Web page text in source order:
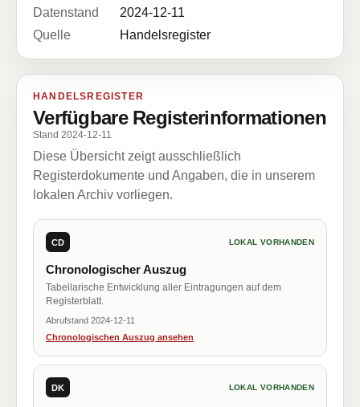
Datenstand
2024-12-11
Quelle
Handelsregister
HANDELSREGISTER
Verfügbare Registerinformationen
Stand 2024-12-11
Diese Übersicht zeigt ausschließlich
Registerdokumente und Angaben, die in unserem
lokalen Archiv vorliegen.
CD LOKAL VORHANDEN
Chronologischer Auszug
Tabellarische Entwicklung aller Eintragungen auf dem
Registerblatt.
Abrufstand 2024-12-11
Chronologischen Auszug ansehen
DK LOKAL VORHANDEN